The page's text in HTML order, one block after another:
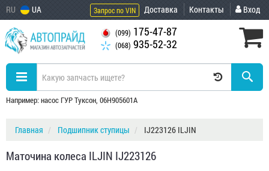
RU UA Запрос по VIN Доставка Контакты Вход
(099) 175-47-87
(068) 935-52-32
Например: насос ГУР Туксон, 06H905601A
Главная Подшипник ступицы IJ223126 ILJIN
Маточина колеса ILJIN IJ223126